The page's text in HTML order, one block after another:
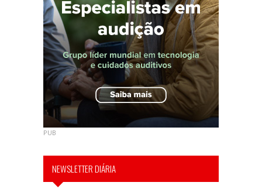
PUB
NEWSLETTER DIÁRIA